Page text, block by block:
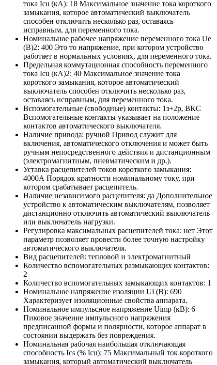
тока Icu (кА): 18 Максимальное значение тока короткого
замыкания, которое автоматический выключатель
способен отключить несколько раз, оставаясь
исправным, для переменного тока.
Номинальное рабочее напряжение переменного тока Ue
(В)2: 400 Это то напряжение, при котором устройство
работает в нормальных условиях, для переменного тока.
Предельная коммутационная способность переменного
тока Icu (кА)2: 40 Максимальное значение тока
короткого замыкания, которое автоматический
выключатель способен отключить несколько раз,
оставаясь исправным, для переменного тока.
Вспомогательные (свободные) контакты: 1з+2р, ВКС
Вспомогательные контакты указывает на положение
контактов автоматического выключателя.
Наличие привода: ручной Привод служит для
включения, автоматического отключения и может быть
ручным непосредственного действия и дистанционным
(электромагнитным, пневматическим и др.).
Уставка расцепителей токов короткого замыкания:
4000А Порядок кратности номинальному току, при
котором срабатывает расцепитель.
Наличие независимого расцепителя: да Дополнительное
устройство к автоматическим выключателям, позволяет
дистанционно отключить автоматический выключатель
или выключатель нагрузки.
Регулировка максимальных расцепителей тока: нет Этот
параметр позволяет провести более точную настройку
автоматического выключателя.
Вид расцепителей: тепловой и электромагнитный
Количество вспомогательных размыкающих контактов:
2
Количество вспомогательных замыкающих контактов: 1
Номинальное напряжение изоляции Ui (В): 690
Характеризует изоляционные свойства аппарата.
Номинальное импульсное напряжение Uimp (кВ): 6
Пиковое значение импульсного напряжения
предписанной формы и полярности, которое аппарат в
состоянии выдержать без повреждения.
Номинальная рабочая наибольшая отключающая
способность Ics (% Icu): 75 Максимальный ток короткого
замыкания, который автоматический выключатель